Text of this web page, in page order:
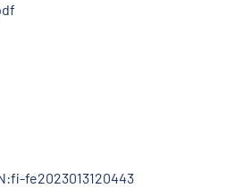
fe2023013120443